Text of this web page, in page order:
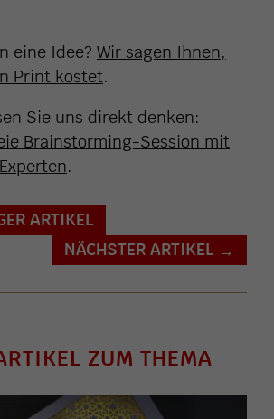
eine Idee? Wir sagen Ihnen,
Print kostet.
Sie uns direkt denken:
Brainstorming-Session mit
.
ARTIKEL
NÄCHSTER ARTIKEL →
ZUM THEMA